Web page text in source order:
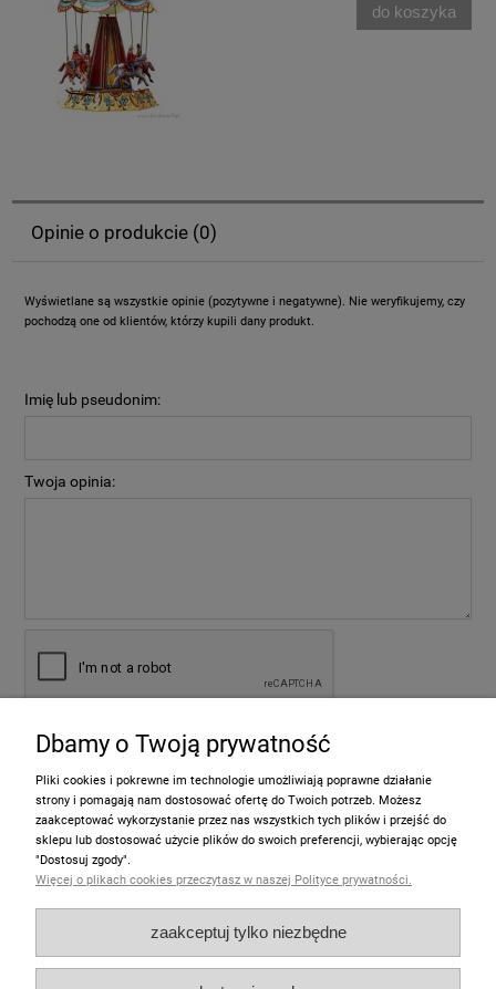
do koszyka
Opinie o produkcie (0)
Wyświetlane są wszystkie opinie (pozytywne i negatywne). Nie weryfikujemy, czy
pochodzą one od klientów, którzy kupili dany produkt.
Imię lub pseudonim:
Twoja opinia:
Informacje
Moje konto
Dbamy o Twoją prywatność
Pliki cookies i pokrewne im technologie umożliwiają poprawne działanie
strony i pomagają nam dostosować ofertę do Twoich potrzeb. Możesz
zaakceptować wykorzystanie przez nas wszystkich tych plików i przejść do
sklepu lub dostosować użycie plików do swoich preferencji, wybierając opcję
"Dostosuj zgody".
Więcej o plikach cookies przeczytasz w naszej Polityce prywatności.
zaakceptuj tylko niezbędne